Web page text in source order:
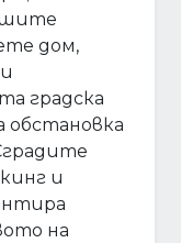
дом,
градска
обстановка
и
на